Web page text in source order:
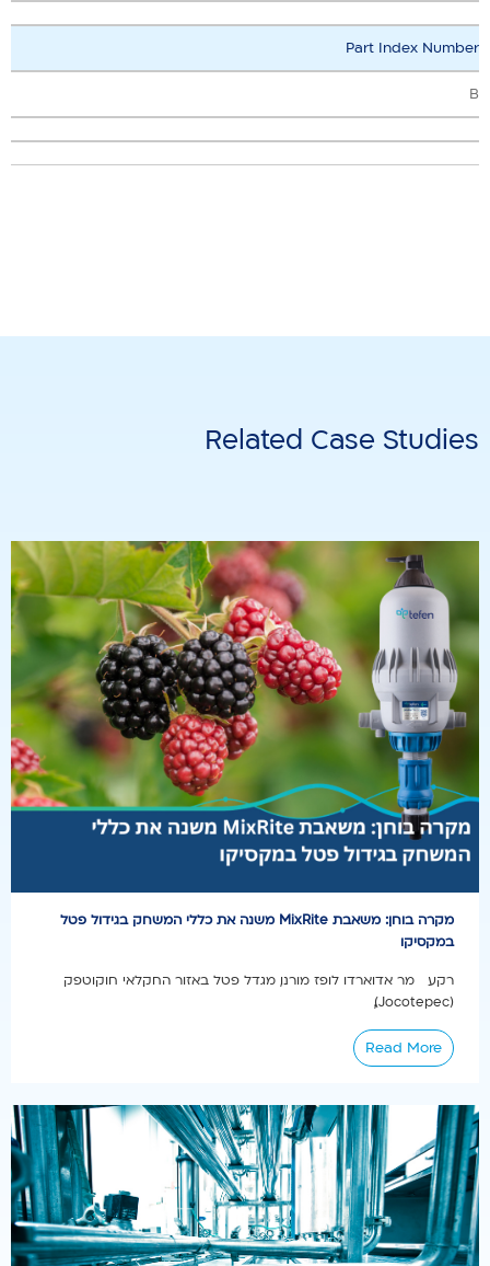
Part Index Number
B
Related Case Studies
מקרה בוחן: משאבת MixRite משנה את כללי המשחק בגידול פטל
במקסיקו
רקע מר אדוארדו לופז מורנו, מגדל פטל באזור החקלאי חוקוטפק
(Jocotepec),...
Read More